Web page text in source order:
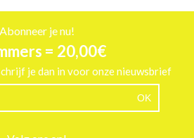
Abonneer je nu!
= 20,00€
je dan in voor onze nieuwsbrief